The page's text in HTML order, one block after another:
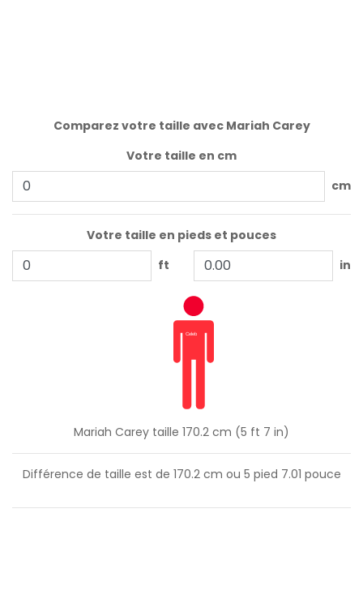
Comparez votre taille avec Mariah Carey
Votre taille en cm
cm
Votre taille en pieds et pouces
ft
in
Mariah Carey taille 170.2 cm (5 ft 7 in)
Différence de taille est de 170.2cm ou 5 pied 7.01 pouce